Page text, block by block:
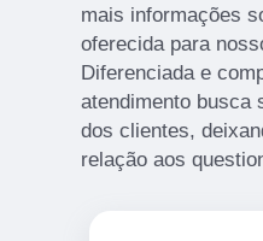
mais informações
oferecida para
Diferenciada e
atendimento busca
dos clientes,
relação aos